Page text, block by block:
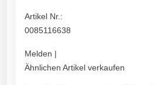
Artikel Nr.:
0085116638
Melden |
Ähnlichen Artikel verkaufen